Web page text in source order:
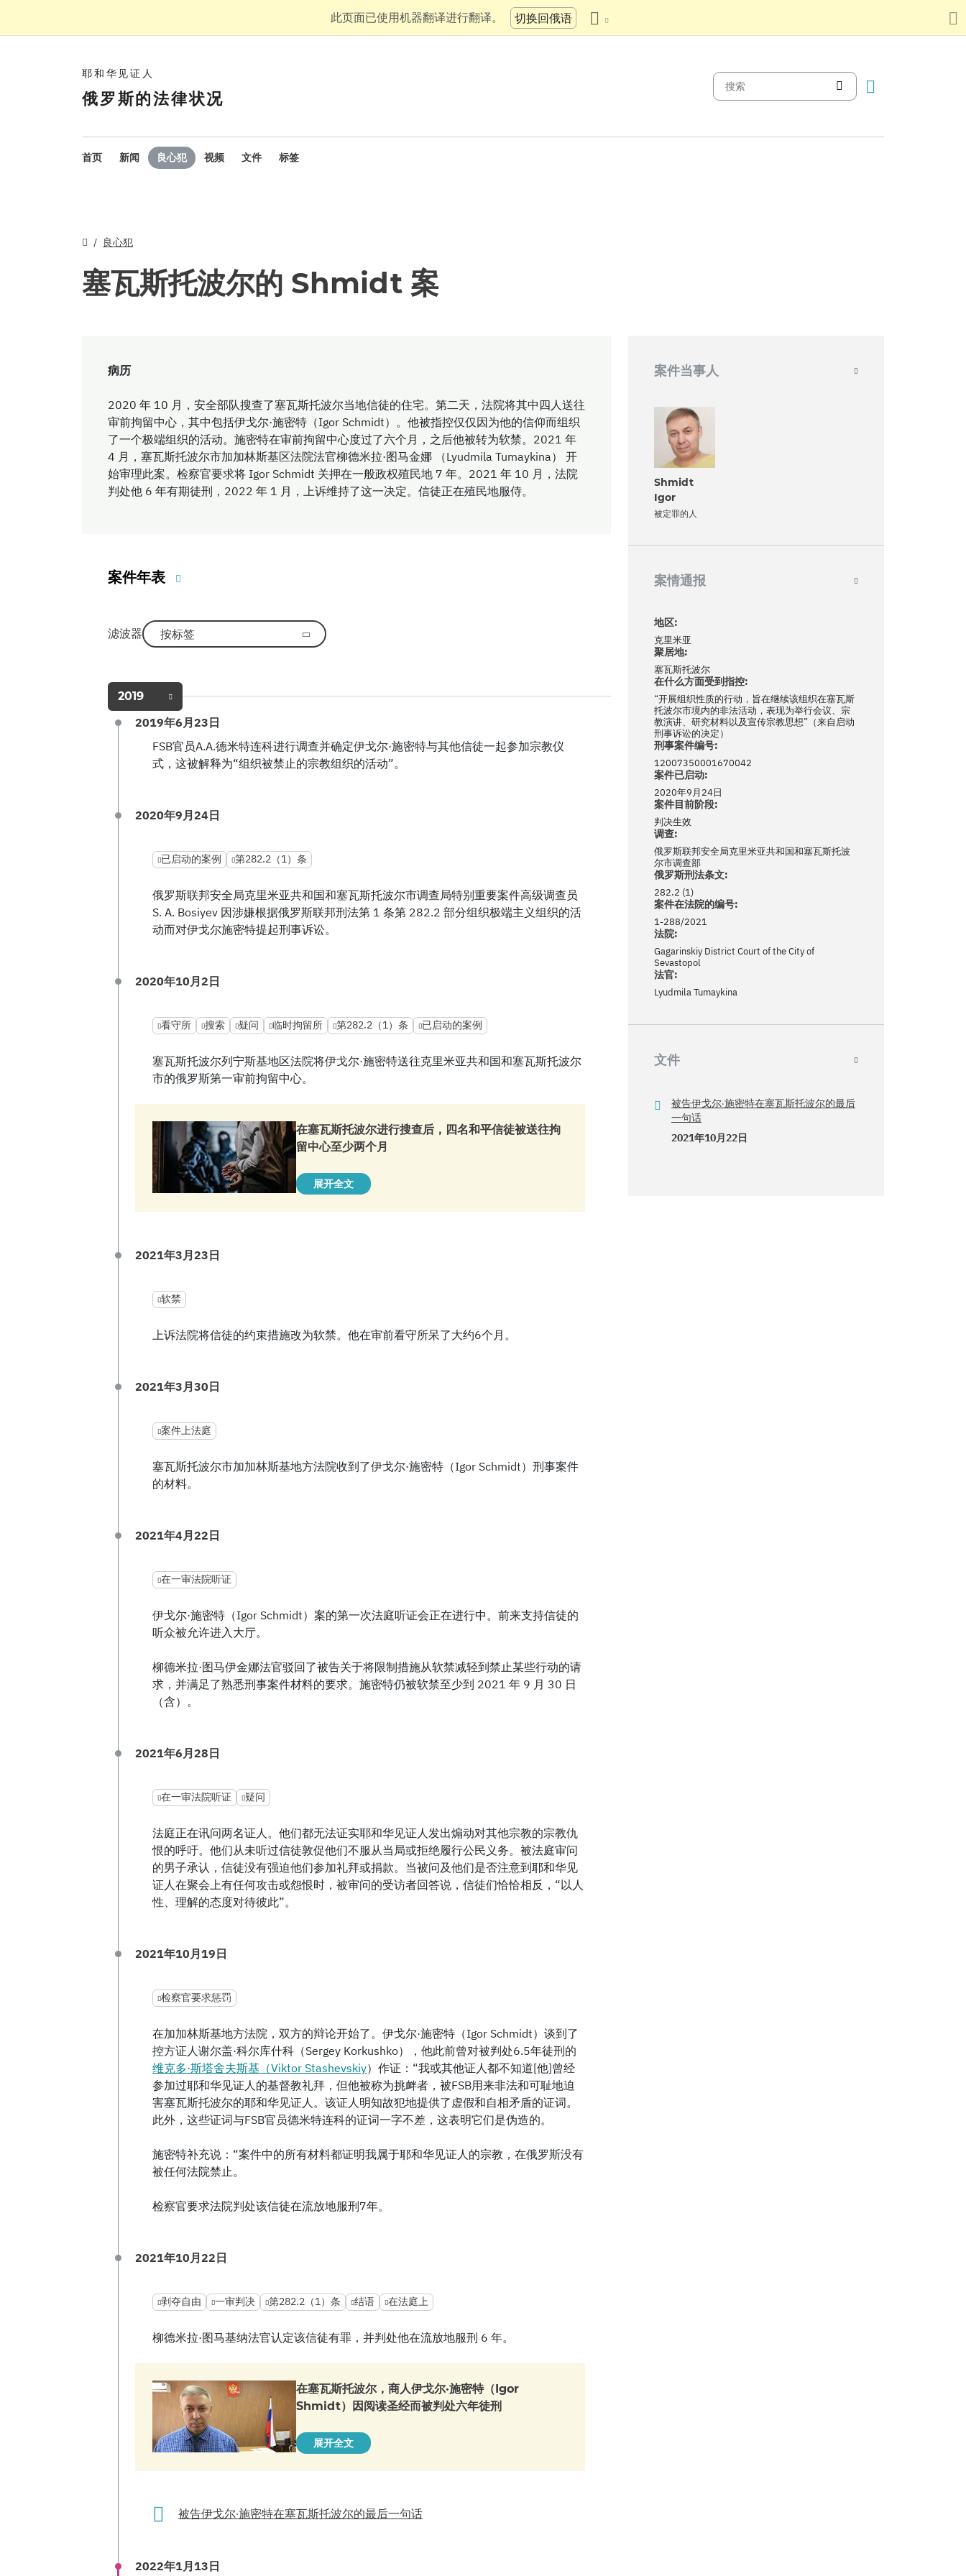
此页面已使用机器翻译进行翻译。 切换回俄语
耶和华见证人
俄罗斯的法律状况
首页 新闻 良心犯 视频 文件 标签
良心犯
塞瓦斯托波尔的 Shmidt 案
病历
2020 年 10 月，安全部队搜查了塞瓦斯托波尔当地信徒的住宅。第二天，法院将其中四人送往
审前拘留中心，其中包括伊戈尔·施密特（Igor Schmidt）。他被指控仅仅因为他的信仰而组织
了一个极端组织的活动。施密特在审前拘留中心度过了六个月，之后他被转为软禁。2021 年
4 月，塞瓦斯托波尔市加加林斯基区法院法官柳德米拉·图马金娜 （Lyudmila Tumaykina） 开
始审理此案。检察官要求将 Igor Schmidt 关押在一般政权殖民地 7 年。2021 年 10 月，法院
判处他 6 年有期徒刑，2022 年 1 月，上诉维持了这一决定。信徒正在殖民地服侍。
案件年表
滤波器 按标签
2019
2019年6月23日
FSB官员A.A.德米特连科进行调查并确定伊戈尔·施密特与其他信徒一起参加宗教仪
式，这被解释为“组织被禁止的宗教组织的活动”。
2020年9月24日
已启动的案例 第282.2（1）条
俄罗斯联邦安全局克里米亚共和国和塞瓦斯托波尔市调查局特别重要案件高级调查员
S. A. Bosiyev 因涉嫌根据俄罗斯联邦刑法第 1 条第 282.2 部分组织极端主义组织的活
动而对伊戈尔施密特提起刑事诉讼。
2020年10月2日
看守所 搜索 疑问 临时拘留所 第282.2（1）条 已启动的案例
塞瓦斯托波尔列宁斯基地区法院将伊戈尔·施密特送往克里米亚共和国和塞瓦斯托波尔
市的俄罗斯第一审前拘留中心。
在塞瓦斯托波尔进行搜查后，四名和平信徒被送往拘
留中心至少两个月
展开全文
2021年3月23日
软禁
上诉法院将信徒的约束措施改为软禁。他在审前看守所呆了大约6个月。
2021年3月30日
案件上法庭
塞瓦斯托波尔市加加林斯基地方法院收到了伊戈尔·施密特（Igor Schmidt）刑事案件
的材料。
2021年4月22日
在一审法院听证
伊戈尔·施密特（Igor Schmidt）案的第一次法庭听证会正在进行中。前来支持信徒的
听众被允许进入大厅。
柳德米拉·图马伊金娜法官驳回了被告关于将限制措施从软禁减轻到禁止某些行动的请
求，并满足了熟悉刑事案件材料的要求。施密特仍被软禁至少到 2021 年 9 月 30 日
（含）。
2021年6月28日
在一审法院听证 疑问
法庭正在讯问两名证人。他们都无法证实耶和华见证人发出煽动对其他宗教的宗教仇
恨的呼吁。他们从未听过信徒敦促他们不服从当局或拒绝履行公民义务。被法庭审问
的男子承认，信徒没有强迫他们参加礼拜或捐款。当被问及他们是否注意到耶和华见
证人在聚会上有任何攻击或怨恨时，被审问的受访者回答说，信徒们恰恰相反，“以人
性、理解的态度对待彼此”。
2021年10月19日
检察官要求惩罚
在加加林斯基地方法院，双方的辩论开始了。伊戈尔·施密特（Igor Schmidt）谈到了
控方证人谢尔盖·科尔库什科（Sergey Korkushko），他此前曾对被判处6.5年徒刑的
维克多·斯塔舍夫斯基（Viktor Stashevskiy）作证：“我或其他证人都不知道[他]曾经
参加过耶和华见证人的基督教礼拜，但他被称为挑衅者，被FSB用来非法和可耻地迫
害塞瓦斯托波尔的耶和华见证人。该证人明知故犯地提供了虚假和自相矛盾的证词。
此外，这些证词与FSB官员德米特连科的证词一字不差，这表明它们是伪造的。
施密特补充说：“案件中的所有材料都证明我属于耶和华见证人的宗教，在俄罗斯没有
被任何法院禁止。
检察官要求法院判处该信徒在流放地服刑7年。
2021年10月22日
剥夺自由 一审判决 第282.2（1）条 结语 在法庭上
柳德米拉·图马基纳法官认定该信徒有罪，并判处他在流放地服刑 6 年。
在塞瓦斯托波尔，商人伊戈尔·施密特（Igor
Shmidt）因阅读圣经而被判处六年徒刑
展开全文
被告伊戈尔·施密特在塞瓦斯托波尔的最后一句话
2022年1月13日
案件当事人
Shmidt
Igor
被定罪的人
案情通报
地区:
克里米亚
聚居地:
塞瓦斯托波尔
在什么方面受到指控:
“开展组织性质的行动，旨在继续该组织在塞瓦斯
托波尔市境内的非法活动，表现为举行会议、宗
教演讲、研究材料以及宣传宗教思想”（来自启动
刑事诉讼的决定）
刑事案件编号:
12007350001670042
案件已启动:
2020年9月24日
案件目前阶段:
判决生效
调查:
俄罗斯联邦安全局克里米亚共和国和塞瓦斯托波
尔市调查部
俄罗斯刑法条文:
282.2 (1)
案件在法院的编号:
1-288/2021
法院:
Gagarinskiy District Court of the City of
Sevastopol
法官:
Lyudmila Tumaykina
文件
被告伊戈尔·施密特在塞瓦斯托波尔的最后
一句话
2021年10月22日